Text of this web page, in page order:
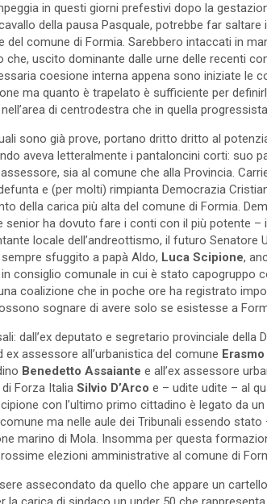
in questi giorni prefestivi dopo la
della pausa Pasquale, potrebbe far
del comune di Formia. Sarebbero intaccati in
uscito dominante dalle urne delle recenti
coesione interna appena sono iniziate le
ma quanto è trapelato è sufficiente per
di centrodestra che in quella
sono già prove, portano dritto dritto al
aveva letteralmente i pantaloncini corti: suo
sia al comune che alla Provincia.
e (per molti) rimpianta Democrazia
della carica più alta del comune di Formia.
senior ha dovuto fare i conti con il più potente
locale dell’andreottismo, il futuro Senatore
sfuggito a papà Aldo, Luca Scipione,
consiglio comunale in cui è stato capogruppo
coalizione che in poche ore ha registrato
sognare di avere solo se esistesse a
dall’ex deputato e segretario provinciale della
ex assessore all’urbanistica del comune
Benedetto Assaiante e all’ex assessore
Forza Italia Silvio D’Arco e – udite udite – al
con l’ultimo primo cittadino è legato da
ma nelle aule dei Tribunali essendo
marino di Mola. Insomma per questa
elezioni amministrative al comune di
assecondato da quello che appare un